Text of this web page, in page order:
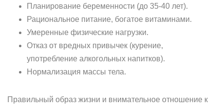
Планирование беременности (до 35-40 лет).
Рациональное питание, богатое витаминами.
Умеренные физические нагрузки.
Отказ от вредных привычек (курение,
употребление алкогольных напитков).
Нормализация массы тела.
Правильный образ жизни и внимательное отношение к